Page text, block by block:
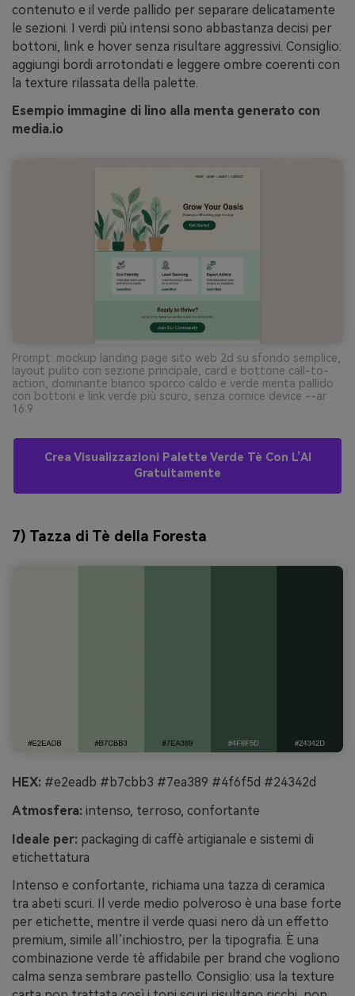
contenuto e il verde pallido per separare delicatamente
le sezioni. I verdi più intensi sono abbastanza decisi per
bottoni, link e hover senza risultare aggressivi. Consiglio:
aggiungi bordi arrotondati e leggere ombre coerenti con
la texture rilassata della palette.
Esempio immagine di lino alla menta generato con
media.io
Prompt: mockup landing page sito web 2d su sfondo semplice,
layout pulito con sezione principale, card e bottone call-to-
action, dominante bianco sporco caldo e verde menta pallido
con bottoni e link verde più scuro, senza cornice device --ar
16:9
Crea Visualizzazioni Palette Verde Tè Con L’AI
Gratuitamente
7) Tazza di Tè della Foresta
HEX: #e2eadb #b7cbb3 #7ea389 #4f6f5d #24342d
Atmosfera: intenso, terroso, confortante
Ideale per: packaging di caffè artigianale e sistemi di
etichettatura
Intenso e confortante, richiama una tazza di ceramica
tra abeti scuri. Il verde medio polveroso è una base forte
per etichette, mentre il verde quasi nero dà un effetto
premium, simile all’inchiostro, per la tipografia. È una
combinazione verde tè affidabile per brand che vogliono
calma senza sembrare pastello. Consiglio: usa la texture